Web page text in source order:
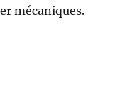
mécaniques.